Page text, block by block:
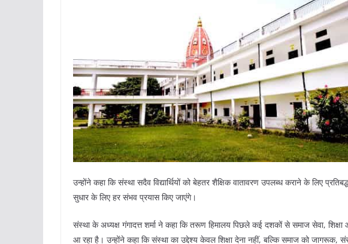
उन्होंने कहा कि संस्था सदैव विद्यार्थियों को बेहतर शैक्षिक वातावरण उपलब्ध कराने के लिए
सुधार के लिए हर संभव प्रयास किए जाएंगे।
संस्था के अध्यक्ष गंगादत्त शर्मा ने कहा कि तरूण हिमालय पिछले कई दशकों से समाज सेवा,
आ रहा है। उन्होंने कहा कि संस्था का उद्देश्य केवल शिक्षा देना नहीं, बल्कि समाज को जागरूक,